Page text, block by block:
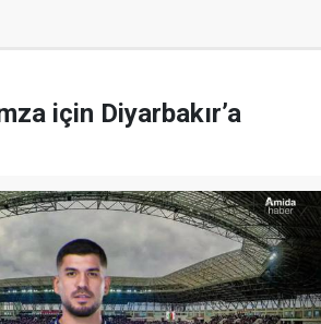
için Diyarbakır’a